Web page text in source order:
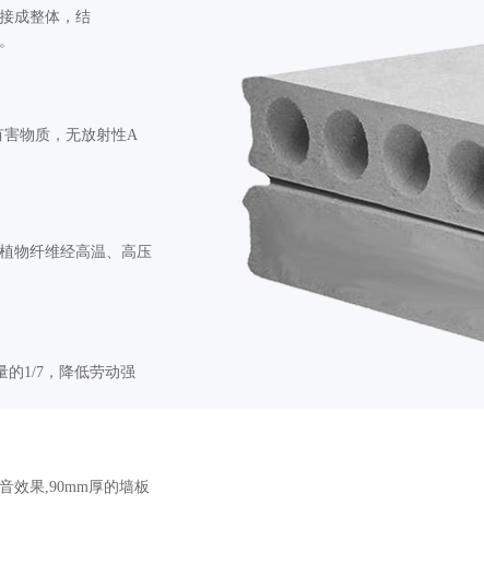
成整体，结
害物质，无放射性A
物纤维经高温、高压
的1/7，降低劳动强
效果,90mm厚的墙板